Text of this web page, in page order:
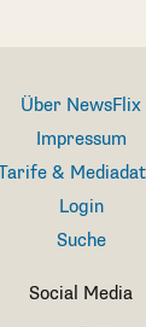
Über NewsFlix
Impressum
&
Login
Suche
Social Media